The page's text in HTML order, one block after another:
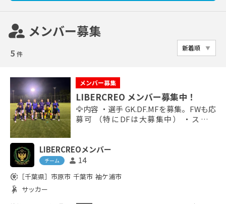
supervisor_account メンバー募集
5 件
メンバー募集
LIBERCREO メンバー募集中！
🦅内容 ・選手 GK.DF.MFを募集。FWも応
募可 （特にDFは大募集中） ・スタッ
活動日 ・日曜（第2週日曜は基本休み）
土曜祝日も稀に有 🦅活動地域 ・市原、千
（来季）試合、カップ戦等 🦅金額 選手
LIBERCREOメンバー
チーム person 14
share_location ［千葉県］ 市原市 千葉市 袖ケ浦市
sports_handball サッカー